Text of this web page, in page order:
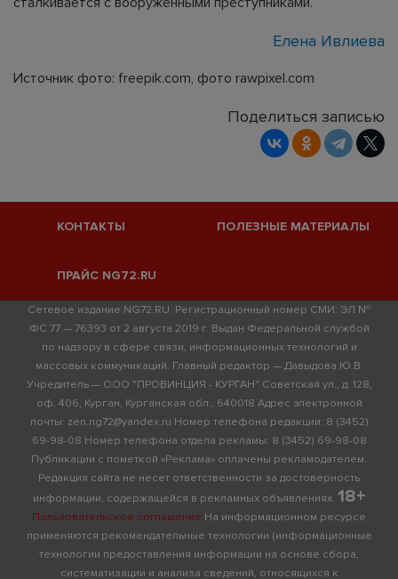
Елена Ивлиева
Источник фото: freepik.com, фото rawpixel.com
Поделиться записью
КОНТАКТЫ ПОЛЕЗНЫЕ МАТЕРИАЛЫ
ПРАЙС NG72.RU
Сетевое издание NG72.RU. Регистрационный номер СМИ: ЭЛ №
ФС 77 — 76393 от 2 августа 2019 г. Выдан Федеральной службой
по надзору в сфере связи, информационных технологий и
массовых коммуникаций. Главный редактор — Давыдова Ю.В.
Учредитель — ООО "ПРОВИНЦИЯ - КУРГАН" Советская ул., д. 128,
оф. 406, Курган, Курганская обл., 640018 Адрес электронной
почты: zen.ng72@yandex.ru Номер телефона редакции: 8 (3452)
69-98-08 Номер телефона отдела рекламы: 8 (3452) 69-98-08
Публикации с пометкой «Реклама» оплачены рекламодателем.
Редакция сайта не несет ответственности за достоверность
информации, содержащейся в рекламных объявлениях. 18+
Пользовательское соглашение На информационном ресурсе
применяются рекомендательные технологии (информационные
технологии предоставления информации на основе сбора,
систематизации и анализа сведений, относящихся к